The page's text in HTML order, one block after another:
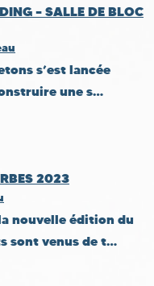
– SALLE DE BLOC
s’est lancée
une s…
2023
nouvelle édition du
sont venus de t…